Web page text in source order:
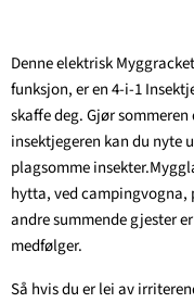
Denne elektrisk
funksjon, er en 4-i-1
skaffe deg. Gjør
insektjegeren kan du nyte
plagsomme
hytta, ved campingvogna,
andre summende gjester
medfølger.
Så hvis du er lei av